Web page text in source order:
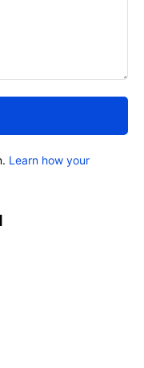
Learn how your